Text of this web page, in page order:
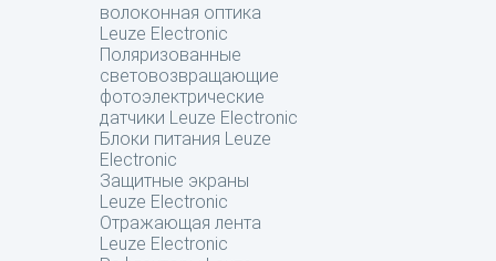
волоконная оптика
Leuze Electronic
Поляризованные
световозвращающие
фотоэлектрические
датчики Leuze Electronic
Блоки питания Leuze
Electronic
Защитные экраны
Leuze Electronic
Отражающая лента
Leuze Electronic